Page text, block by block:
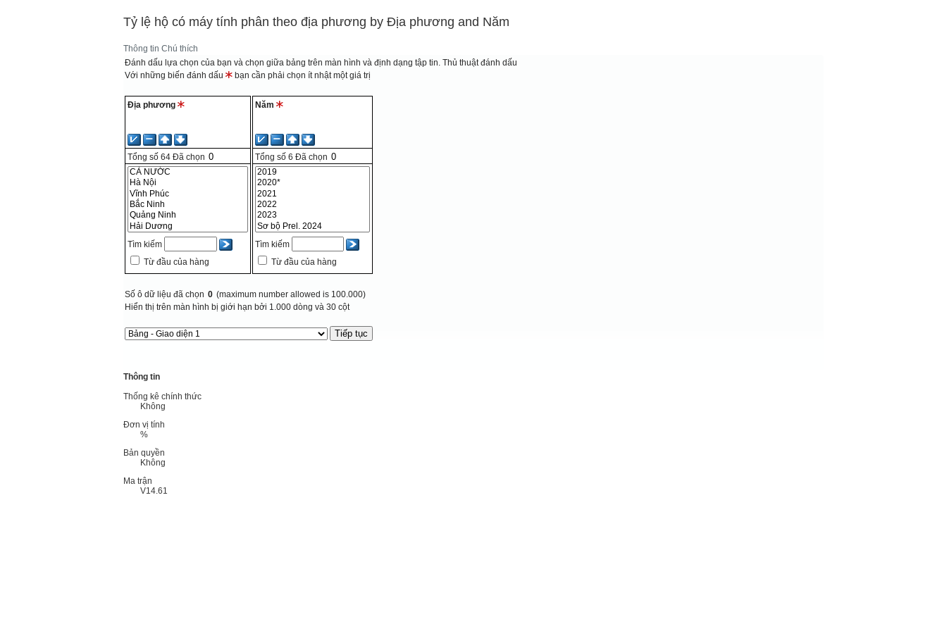
Tỷ lệ hộ có máy tính phân theo địa phương by Địa phương and Năm
Thông tin Chú thích
Đánh dấu lựa chọn của bạn và chọn giữa bảng trên màn hình và định dạng tập tin.Thủ thuật đánh dấu
Với những biến đánh dấu
bạn cần phải chọn ít nhật một giá trị
Địa phương
Tổng số 64 Đã chọn
Tìm kiếm
Từ đầu của hàng
Năm
Tổng số 6 Đã chọn
Tìm kiếm
Từ đầu của hàng
Số ô dữ liệu đã chọn 0 (maximum number allowed is 100.000)
Hiển thị trên màn hình bị giới hạn bởi 1.000 dòng và 30 cột
Thông tin
Thống kê chính thức
Không
Đơn vị tính
%
Bản quyền
Không
Ma trận
V14.61